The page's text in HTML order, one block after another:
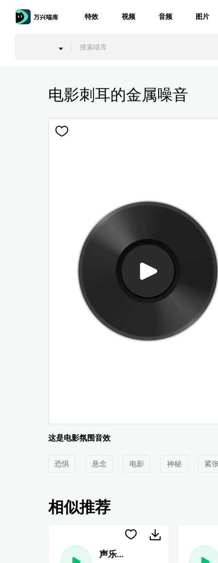
特效 视频 音频 图片
电影刺耳的金属噪音
这是电影氛围音效
恐惧 悬念 电影 神秘 紧
相似推荐
声乐民谣